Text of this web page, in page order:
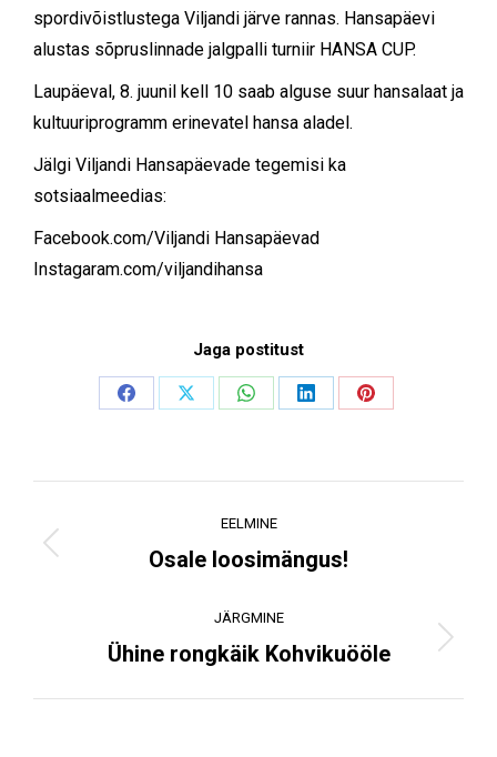
spordivõistlustega Viljandi järve rannas. Hansapäevi
alustas sõpruslinnade jalgpalli turniir HANSA CUP.
Laupäeval, 8. juunil kell 10 saab alguse suur hansalaat ja
kultuuriprogramm erinevatel hansa aladel.
Jälgi Viljandi Hansapäevade tegemisi ka
sotsiaalmeedias:
Facebook.com/Viljandi Hansapäevad
Instagaram.com/viljandihansa
Jaga postitust
Share
Share
Share
Share
Share
navigation
EELMINE
Previous
Osale loosimängus!
JÄRGMINE
Next
Ühine rongkäik Kohvikuööle